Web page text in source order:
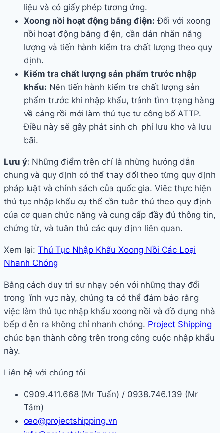
liệu và có giấy phép tương ứng.
Xoong nồi hoạt động bằng điện: Đối với xoong
nồi hoạt động bằng điện, cần dán nhãn năng
lượng và tiến hành kiểm tra chất lượng theo quy
định.
Kiểm tra chất lượng sản phẩm trước nhập
khẩu: Nên tiến hành kiểm tra chất lượng sản
phẩm trước khi nhập khẩu, tránh tình trạng hàng
về cảng rồi mới làm thủ tục tự công bố ATTP.
Điều này sẽ gây phát sinh chi phí lưu kho và lưu
bãi.
Lưu ý: Những điểm trên chỉ là những hướng dẫn
chung và quy định có thể thay đổi theo từng quy định
pháp luật và chính sách của quốc gia. Việc thực hiện
thủ tục nhập khẩu cụ thể cần tuân thủ theo quy định
của cơ quan chức năng và cung cấp đầy đủ thông tin,
chứng từ, và tuân thủ các quy định liên quan.
Xem lại: Thủ Tục Nhập Khẩu Xoong Nồi Các Loại
Nhanh Chóng
Bằng cách duy trì sự nhạy bén với những thay đổi
trong lĩnh vực này, chúng ta có thể đảm bảo rằng
việc làm thủ tục nhập khẩu xoong nồi và đồ dụng nhà
bếp diễn ra không chỉ nhanh chóng. Project Shipping
chúc bạn thành công trên trong công cuộc nhập khẩu
này.
Liên hệ với chúng tôi
0909.411.668 (Mr Tuấn) / 0938.746.139 (Mr
Tâm)
ceo@projectshipping.vn